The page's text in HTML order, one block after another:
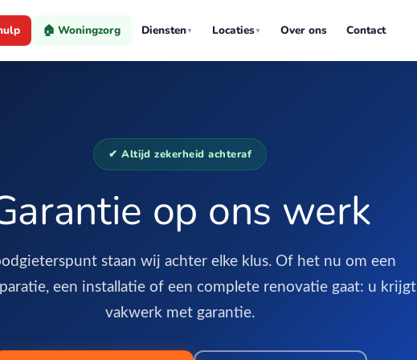
🏠 Woningzorg Diensten▼ Locaties▼ Over ons Contact
✔ Altijd zekerheid achteraf
op ons werk
staan wij achter elke klus. Of het nu om een
een installatie of een complete renovatie gaat: u krijgt
vakwerk met garantie.